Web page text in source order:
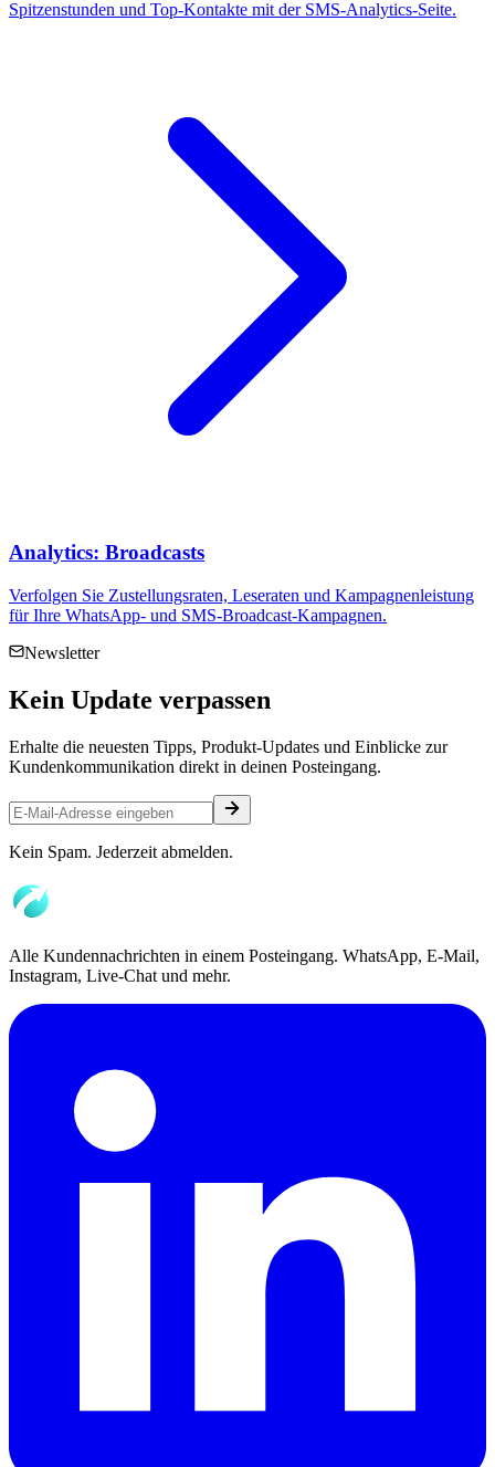
Spitzenstunden und Top-Kontakte mit der SMS-Analytics-Seite.
Analytics: Broadcasts
Verfolgen Sie Zustellungsraten, Leseraten und Kampagnenleistung
für Ihre WhatsApp- und SMS-Broadcast-Kampagnen.
Newsletter
Kein Update verpassen
Erhalte die neuesten Tipps, Produkt-Updates und Einblicke zur
Kundenkommunikation direkt in deinen Posteingang.
Kein Spam. Jederzeit abmelden.
Alle Kundennachrichten in einem Posteingang. WhatsApp, E-Mail,
Instagram, Live-Chat und mehr.